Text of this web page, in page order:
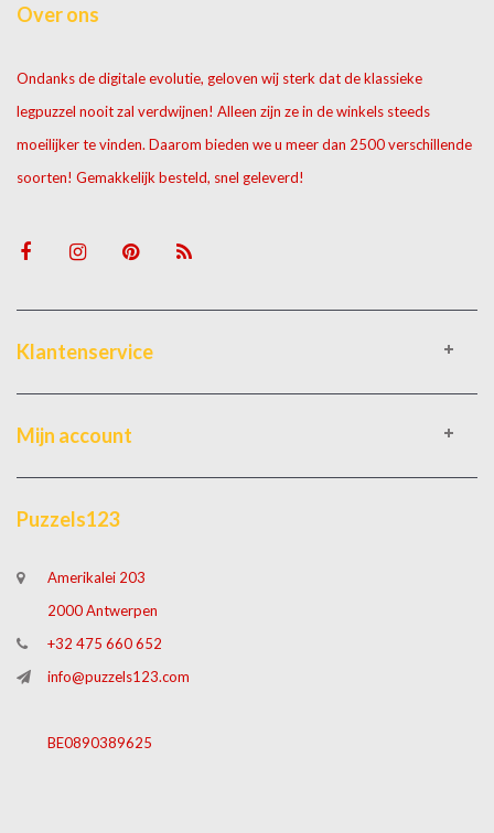
Over ons
Ondanks de digitale evolutie, geloven wij sterk dat de klassieke
legpuzzel nooit zal verdwijnen! Alleen zijn ze in de winkels steeds
moeilijker te vinden. Daarom bieden we u meer dan 2500 verschillende
soorten! Gemakkelijk besteld, snel geleverd!
Klantenservice
Mijn account
Puzzels123
Amerikalei 203
2000 Antwerpen
+32 475 660 652
info@puzzels123.com
BE0890389625